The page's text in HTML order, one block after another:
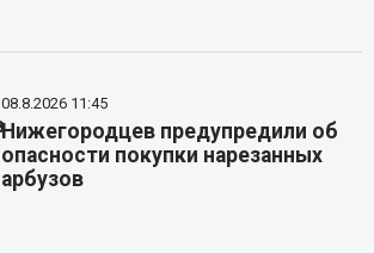
08.8.2026 11:45
Нижегородцев предупредили об
опасности покупки нарезанных
арбузов